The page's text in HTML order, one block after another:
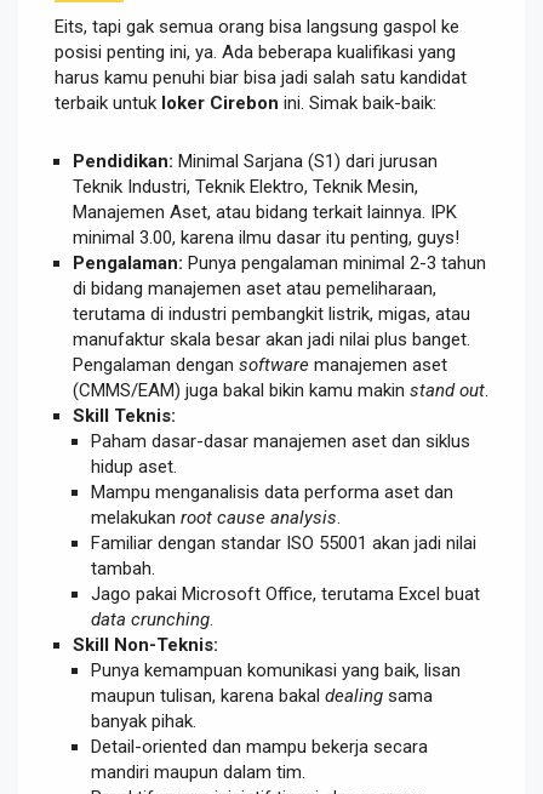
Eits, tapi gak semua orang bisa langsung gaspol ke
posisi penting ini, ya. Ada beberapa kualifikasi yang
harus kamu penuhi biar bisa jadi salah satu kandidat
terbaik untuk loker Cirebon ini. Simak baik-baik:
Pendidikan: Minimal Sarjana (S1) dari jurusan
Teknik Industri, Teknik Elektro, Teknik Mesin,
Manajemen Aset, atau bidang terkait lainnya. IPK
minimal 3.00, karena ilmu dasar itu penting, guys!
Pengalaman: Punya pengalaman minimal 2-3 tahun
di bidang manajemen aset atau pemeliharaan,
terutama di industri pembangkit listrik, migas, atau
manufaktur skala besar akan jadi nilai plus banget.
Pengalaman dengan software manajemen aset
(CMMS/EAM) juga bakal bikin kamu makin stand out
Skill Teknis:
Paham dasar-dasar manajemen aset dan siklus
hidup aset.
Mampu menganalisis data performa aset dan
melakukan root cause analysis
Familiar dengan standar ISO 55001 akan jadi nilai
tambah.
Jago pakai Microsoft Office, terutama Excel buat
data crunching
Skill Non-Teknis:
Punya kemampuan komunikasi yang baik, lisan
maupun tulisan, karena bakal dealing sama
banyak pihak.
Detail-oriented dan mampu bekerja secara
mandiri maupun dalam tim.